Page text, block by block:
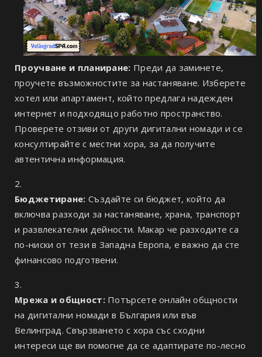
Проучване и планиране: Преди да заминете,
проучете възможностите за настаняване. Изберете
хотел или апартамент, който предлага надежден
интернет и подходящо работно пространство.
Проверете отзиви от други дигитални номади и се
консултирайте с местни хора, за да получите
автентична информация.
Бюджетиране: Създайте си бюджет, който да
включва разходи за настаняване, храна, транспорт
и развлекателни дейности. Макар че разходите са
по-ниски от тези в Западна Европа, е важно да сте
финансово подготвени.
Мрежа и общност:Потърсете онлайн общности
на дигитални номади в България или във
Велинград. Свързването с хора със сходни
интереси ще ви помогне да се адаптирате по-лесно